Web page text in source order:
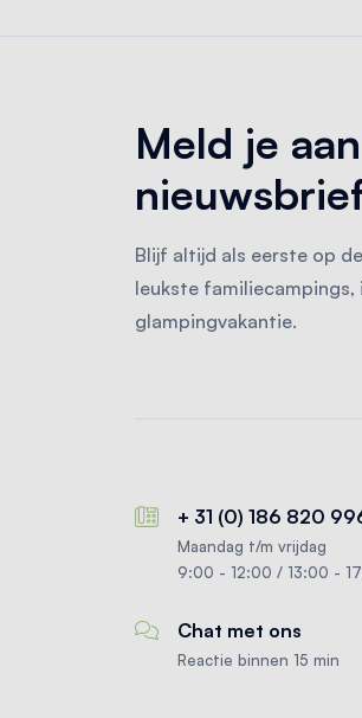
Meld je
Blijf altijd als eerste op
leukste
glampingvakantie.
+ 31 (0) 186 820
Maandag t/m vrijdag
9:00 - 12:00 / 13:00 -
Chat met ons
Reactie binnen 15 min